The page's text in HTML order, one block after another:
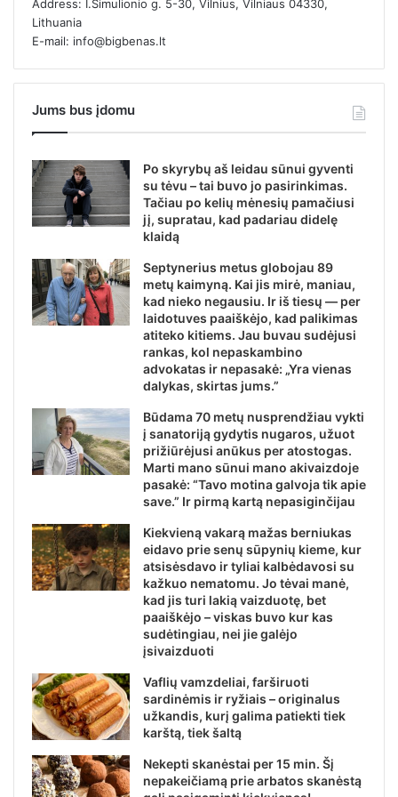
Address: I.Simulionio g. 5-30, Vilnius, Vilniaus 04330,
Lithuania
E-mail: info@bigbenas.lt
Jums bus įdomu
Po skyrybų aš leidau sūnui gyventi
su tėvu – tai buvo jo pasirinkimas.
Tačiau po kelių mėnesių pamačiusi
jį, supratau, kad padariau didelę
klaidą
Septynerius metus globojau 89
metų kaimyną. Kai jis mirė, maniau,
kad nieko negausiu. Ir iš tiesų — per
laidotuves paaiškėjo, kad palikimas
atiteko kitiems. Jau buvau sudėjusi
rankas, kol nepaskambino
advokatas ir nepasakė: „Yra vienas
dalykas, skirtas jums.”
Būdama 70 metų nusprendžiau vykti
į sanatoriją gydytis nugaros, užuot
prižiūrėjusi anūkus per atostogas.
Marti mano sūnui mano akivaizdoje
pasakė: “Tavo motina galvoja tik apie
save.” Ir pirmą kartą nepasiginčijau
Kiekvieną vakarą mažas berniukas
eidavo prie senų sūpynių kieme, kur
atsisėsdavo ir tyliai kalbėdavosi su
kažkuo nematomu. Jo tėvai manė,
kad jis turi lakią vaizduotę, bet
paaiškėjo – viskas buvo kur kas
sudėtingiau, nei jie galėjo
įsivaizduoti
Vaflių vamzdeliai, farširuoti
sardinėmis ir ryžiais – originalus
užkandis, kurį galima patiekti tiek
karštą, tiek šaltą
Nekepti skanėstai per 15 min. Šį
nepakeičiamą prie arbatos skanėstą